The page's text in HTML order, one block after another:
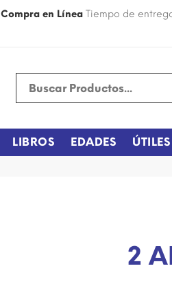
Compra en Línea Tiempo de
LIBROS EDADES
2